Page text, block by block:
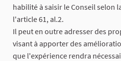
habilité à saisir le Conseil selon
l'article 61, al.2.
Il peut en outre adresser des
visant à apporter des
que l'expérience rendra